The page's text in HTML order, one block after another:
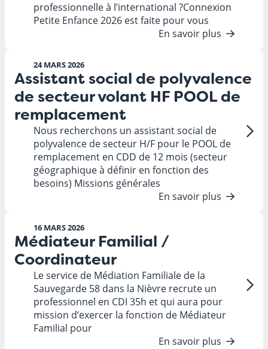
professionnelle à l’international ?Connexion
Petite Enfance 2026 est faite pour vous
En savoir plus
24 MARS 2026
Assistant social de polyvalence
de secteur volant HF POOL de
remplacement
Nous recherchons un assistant social de
polyvalence de secteur H/F pour le POOL de
remplacement en CDD de 12 mois (secteur
géographique à définir en fonction des
besoins) Missions générales
En savoir plus
16 MARS 2026
Médiateur Familial /
Coordinateur
Le service de Médiation Familiale de la
Sauvegarde 58 dans la Nièvre recrute un
professionnel en CDI 35h et qui aura pour
mission d’exercer la fonction de Médiateur
Familial pour
En savoir plus